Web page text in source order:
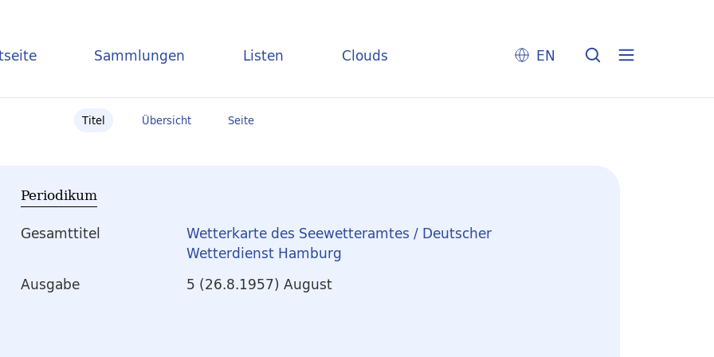
Sammlungen Listen Clouds EN
Titel Übersicht Seite
Periodikum
Gesamttitel
Wetterkarte des Seewetteramtes / Deutscher
Wetterdienst Hamburg
Ausgabe
5 (26.8.1957) August